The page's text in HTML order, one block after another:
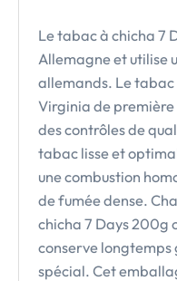
Le tabac à chicha 7
Allemagne et utilise
allemands. Le
Virginia de
des contrôles de
tabac lisse et
une combustion
de fumée dense.
chicha 7 Days 200g
conserve longtemps
spécial. Cet